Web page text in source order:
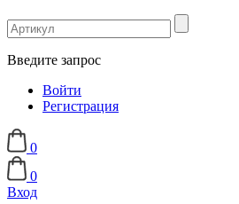
Введите запрос
Войти
Регистрация
0
0
Вход